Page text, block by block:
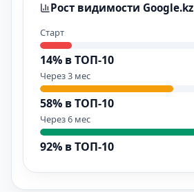
Рост видимости Google.kz
Старт
14% в ТОП-10
Через 3 мес
58% в ТОП-10
Через 6 мес
92% в ТОП-10